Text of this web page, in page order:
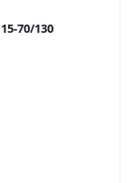
70/130